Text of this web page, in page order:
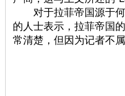
对于拉菲帝国源于何
的人士表示，拉菲帝国
常清楚，但因为记者不